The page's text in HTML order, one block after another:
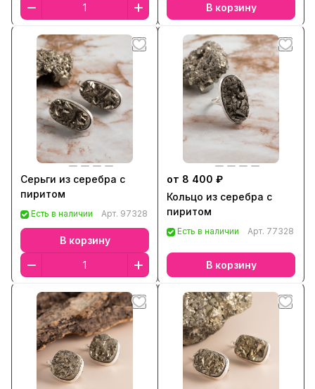
В корзину
Серьги из серебра с
пиритом
Есть в наличии Арт. 97328
В корзину
от 8 400 ₽
Кольцо из серебра с
пиритом
Есть в наличии Арт. 77328
В корзину